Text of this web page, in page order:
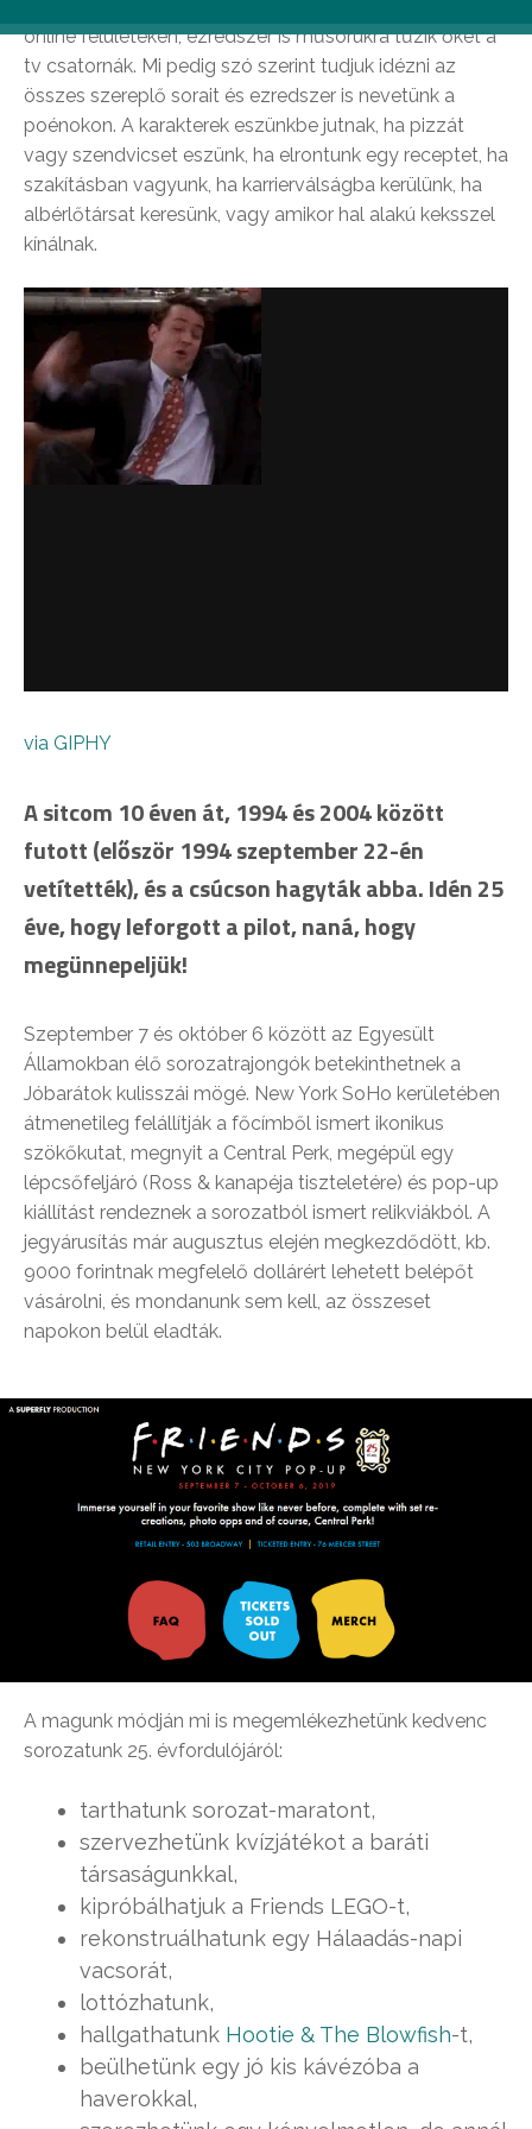
online felületeken, ezredszer is műsorukra tűzik őket a
tv csatornák. Mi pedig szó szerint tudjuk idézni az
összes szereplő sorait és ezredszer is nevetünk a
poénokon. A karakterek eszünkbe jutnak, ha pizzát
vagy szendvicset eszünk, ha elrontunk egy receptet, ha
szakításban vagyunk, ha karrierválságba kerülünk, ha
albérlőtársat keresünk, vagy amikor hal alakú keksszel
kínálnak.
via GIPHY
A sitcom 10 éven át, 1994 és 2004 között
futott (először 1994 szeptember 22-én
vetítették), és a csúcson hagyták abba. Idén 25
éve, hogy leforgott a pilot, naná, hogy
megünnepeljük!
Szeptember 7 és október 6 között az Egyesült
Államokban élő sorozatrajongók betekinthetnek a
Jóbarátok kulisszái mögé. New York SoHo kerületében
átmenetileg felállítják a főcímből ismert ikonikus
szökőkutat, megnyit a Central Perk, megépül egy
lépcsőfeljáró (Ross & kanapéja tiszteletére) és pop-up
kiállítást rendeznek a sorozatból ismert relikviákból. A
jegyárusítás már augusztus elején megkezdődött, kb.
9000 forintnak megfelelő dollárért lehetett belépőt
vásárolni, és mondanunk sem kell, az összeset
napokon belül eladták.
A magunk módján mi is megemlékezhetünk kedvenc
sorozatunk 25. évfordulójáról:
tarthatunk sorozat-maratont,
szervezhetünk kvízjátékot a baráti
társaságunkkal,
kipróbálhatjuk a Friends LEGO-t,
rekonstruálhatunk egy Hálaadás-napi
vacsorát,
lottózhatunk,
hallgathatunk Hootie & The Blowfish-t,
beülhetünk egy jó kis kávézóba a
haverokkal,